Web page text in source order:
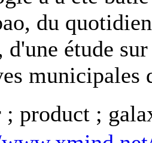
du
d'une étude
municipales
; product ;